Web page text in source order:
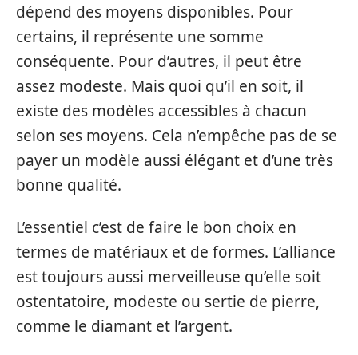
dépend des moyens disponibles. Pour
certains, il représente une somme
conséquente. Pour d’autres, il peut être
assez modeste. Mais quoi qu’il en soit, il
existe des modèles accessibles à chacun
selon ses moyens. Cela n’empêche pas de se
payer un modèle aussi élégant et d’une très
bonne qualité.
L’essentiel c’est de faire le bon choix en
termes de matériaux et de formes. L’alliance
est toujours aussi merveilleuse qu’elle soit
ostentatoire, modeste ou sertie de pierre,
comme le diamant et l’argent.